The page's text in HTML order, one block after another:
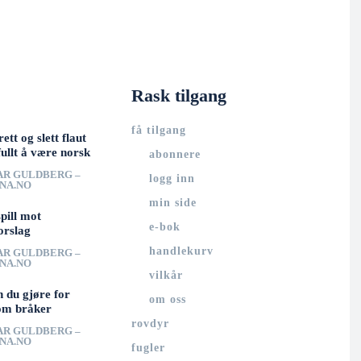
og slett flaut
å være norsk
GULDBERG –
mot
GULDBERG –
du gjøre for
bråker
GULDBERG –
Rask tilgang
få tilgang
abonnere
logg inn
min side
e-bok
handlekurv
vilkår
om oss
rovdyr
fugler